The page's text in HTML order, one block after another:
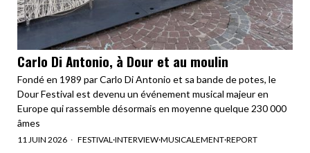
Carlo Di Antonio, à Dour et au moulin
Fondé en 1989 par Carlo Di Antonio et sa bande de potes, le
Dour Festival est devenu un événement musical majeur en
Europe qui rassemble désormais en moyenne quelque 230 000
âmes
11 JUIN 2026 FESTIVAL·INTERVIEW·MUSICALEMENT·REPORT